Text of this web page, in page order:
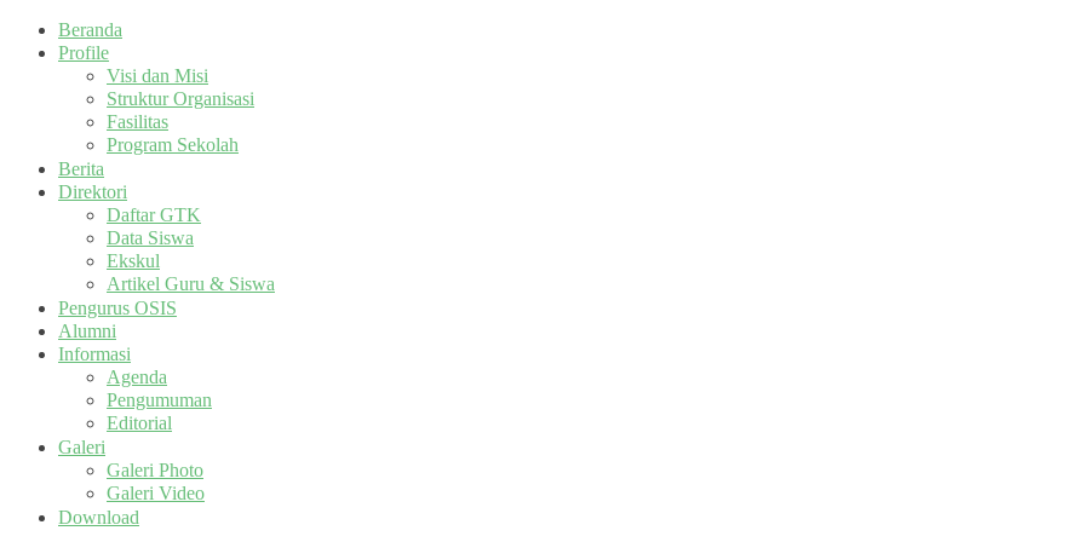
Beranda
Profile
Visi dan Misi
Struktur Organisasi
Fasilitas
Program Sekolah
Berita
Direktori
Daftar GTK
Data Siswa
Ekskul
Artikel Guru & Siswa
Pengurus OSIS
Alumni
Informasi
Agenda
Pengumuman
Editorial
Galeri
Galeri Photo
Galeri Video
Download